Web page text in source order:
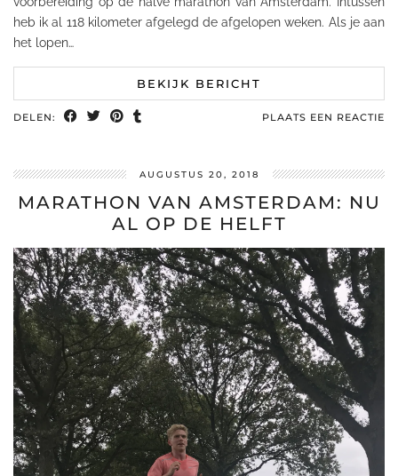
heb ik al 118 kilometer afgelegd de afgelopen weken. Als je aan
het lopen…
BEKIJK BERICHT
DELEN: PLAATS EEN REACTIE
AUGUSTUS 20, 2018
MARATHON VAN AMSTERDAM: NU
AL OP DE HELFT